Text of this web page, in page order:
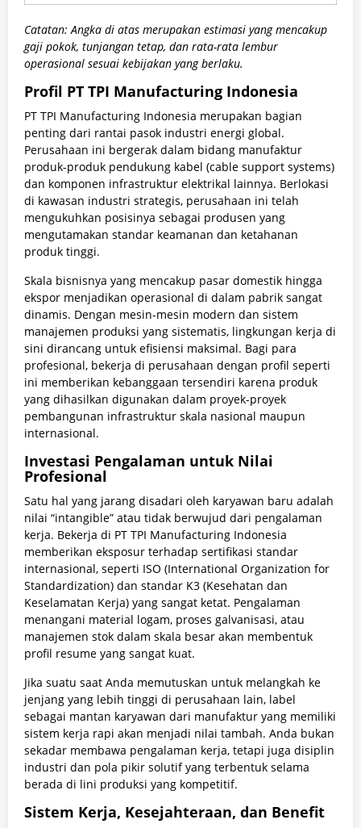
Catatan: Angka di atas merupakan estimasi yang mencakup
gaji pokok, tunjangan tetap, dan rata-rata lembur
operasional sesuai kebijakan yang berlaku.
Profil PT TPI Manufacturing Indonesia
PT TPI Manufacturing Indonesia merupakan bagian
penting dari rantai pasok industri energi global.
Perusahaan ini bergerak dalam bidang manufaktur
produk-produk pendukung kabel (cable support systems)
dan komponen infrastruktur elektrikal lainnya. Berlokasi
di kawasan industri strategis, perusahaan ini telah
mengukuhkan posisinya sebagai produsen yang
mengutamakan standar keamanan dan ketahanan
produk tinggi.
Skala bisnisnya yang mencakup pasar domestik hingga
ekspor menjadikan operasional di dalam pabrik sangat
dinamis. Dengan mesin-mesin modern dan sistem
manajemen produksi yang sistematis, lingkungan kerja di
sini dirancang untuk efisiensi maksimal. Bagi para
profesional, bekerja di perusahaan dengan profil seperti
ini memberikan kebanggaan tersendiri karena produk
yang dihasilkan digunakan dalam proyek-proyek
pembangunan infrastruktur skala nasional maupun
internasional.
Investasi Pengalaman untuk Nilai
Profesional
Satu hal yang jarang disadari oleh karyawan baru adalah
nilai “intangible” atau tidak berwujud dari pengalaman
kerja. Bekerja di PT TPI Manufacturing Indonesia
memberikan eksposur terhadap sertifikasi standar
internasional, seperti ISO (International Organization for
Standardization) dan standar K3 (Kesehatan dan
Keselamatan Kerja) yang sangat ketat. Pengalaman
menangani material logam, proses galvanisasi, atau
manajemen stok dalam skala besar akan membentuk
profil resume yang sangat kuat.
Jika suatu saat Anda memutuskan untuk melangkah ke
jenjang yang lebih tinggi di perusahaan lain, label
sebagai mantan karyawan dari manufaktur yang memiliki
sistem kerja rapi akan menjadi nilai tambah. Anda bukan
sekadar membawa pengalaman kerja, tetapi juga disiplin
industri dan pola pikir solutif yang terbentuk selama
berada di lini produksi yang kompetitif.
Sistem Kerja, Kesejahteraan, dan Benefit